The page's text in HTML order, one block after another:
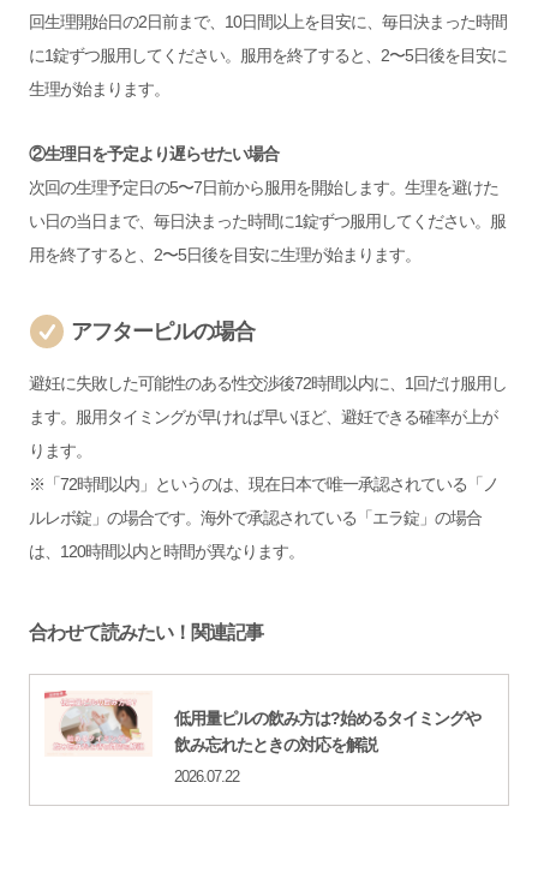
回生理開始日の2日前まで、10日間以上を目安に、毎日決まった時間
に1錠ずつ服用してください。服用を終了すると、2〜5日後を目安に
生理が始まります。
②生理日を予定より遅らせたい場合
次回の生理予定日の5〜7日前から服用を開始します。生理を避けた
い日の当日まで、毎日決まった時間に1錠ずつ服用してください。服
用を終了すると、2〜5日後を目安に生理が始まります。
アフターピルの場合
避妊に失敗した可能性のある性交渉後72時間以内に、1回だけ服用し
ます。服用タイミングが早ければ早いほど、避妊できる確率が上が
ります。
※「72時間以内」というのは、現在日本で唯一承認されている「ノ
ルレボ錠」の場合です。海外で承認されている「エラ錠」の場合
は、120時間以内と時間が異なります。
合わせて読みたい！関連記事
低用量ピルの飲み方は?始めるタイミングや
飲み忘れたときの対応を解説
2026.07.22